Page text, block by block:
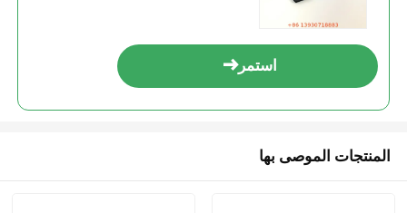
استمر
المنتجات الموصى بها